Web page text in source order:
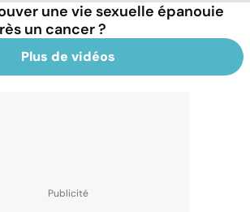
une vie sexuelle épanouie
un cancer ?
Plus de vidéos